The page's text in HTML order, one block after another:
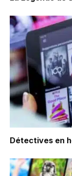
Détectives en